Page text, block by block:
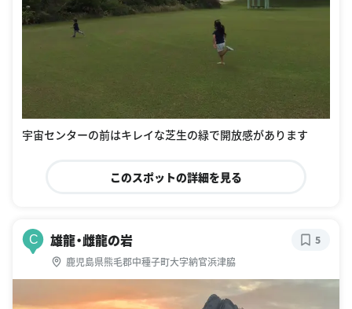
宇宙センターの前はキレイな芝生の緑で開放感があります
このスポットの詳細を見る
C 雄龍・雌龍の岩
鹿児島県熊毛郡中種子町大字納官浜津脇
5